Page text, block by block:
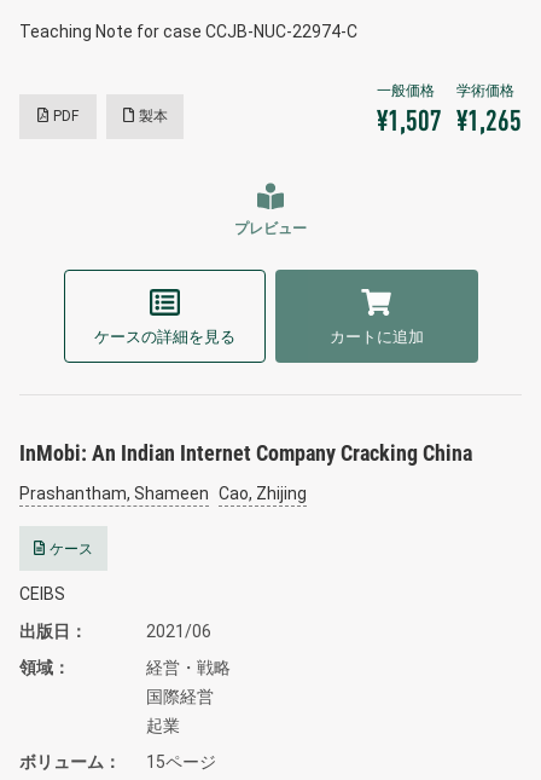
Teaching Note for case CCJB-NUC-22974-C
PDF 製本 ¥1,507 ¥1,265
プレビュー
ケースの詳細を見る カートに追加
InMobi: An Indian Internet Company Cracking China
Prashantham, Shameen Cao, Zhijing
ケース
CEIBS
出版日
2021/06
領域
経営・戦略
国際経営
起業
ボリューム
15ページ